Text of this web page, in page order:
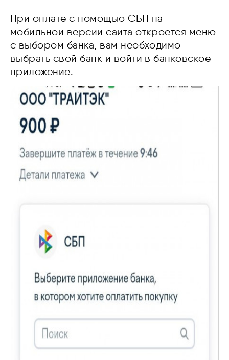
При оплате с помощью СБП на
мобильной версии сайта откроется меню
с выбором банка, вам необходимо
выбрать свой банк и войти в банковское
приложение.